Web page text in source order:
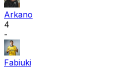
Arkano
4
-
Fabiuki